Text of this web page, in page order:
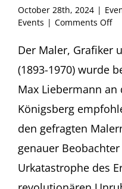
October 28th, 2024 |
Events | Comments Offon
im
Der Maler, Grafiker
(1893-1970) wurde
Max Liebermann an
Königsberg
den gefragten
genauer
Urkatastrophe des